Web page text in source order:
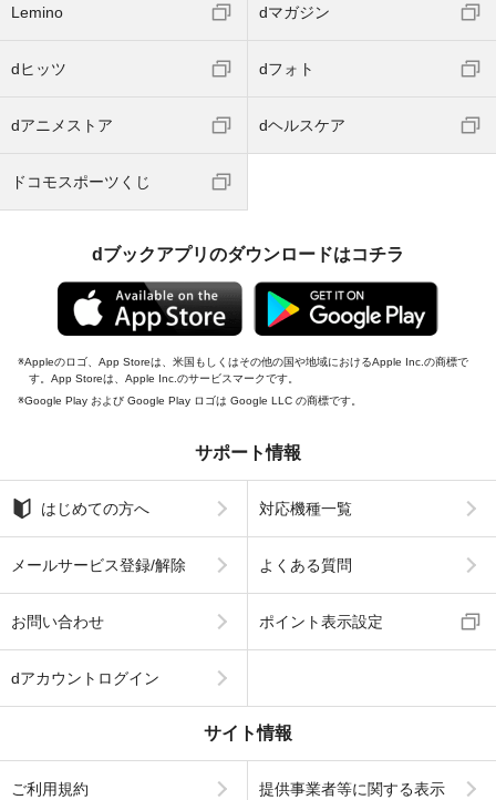
Lemino dマガジン
dヒッツ dフォト
dアニメストア dヘルスケア
ドコモスポーツくじ
dブックアプリのダウンロードはコチラ
Appleのロゴ、App Storeは、米国もしくはその他の国や地域におけるApple Inc.の商標で
す。App Storeは、Apple Inc.のサービスマークです。
Google Play および Google Play ロゴは Google LLC の商標です。
サポート情報
はじめての方へ 対応機種一覧
メールサービス登録/解除 よくある質問
お問い合わせ ポイント表示設定
dアカウントログイン
サイト情報
ご利用規約 提供事業者等に関する表示